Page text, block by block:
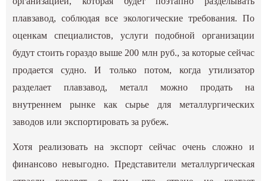
плавзавод, соблюдая все экологические требования. По
оценкам специалистов, услуги подобной организации
будут стоить гораздо выше 200 млн руб., за которые сейчас
продается судно. И только потом, когда утилизатор
разделает плавзавод, металл можно продать на
внутреннем рынке как сырье для металлургических
заводов или экспортировать за рубеж.
Хотя реализовать на экспорт сейчас очень сложно и
финансово невыгодно. Представители металлургическая